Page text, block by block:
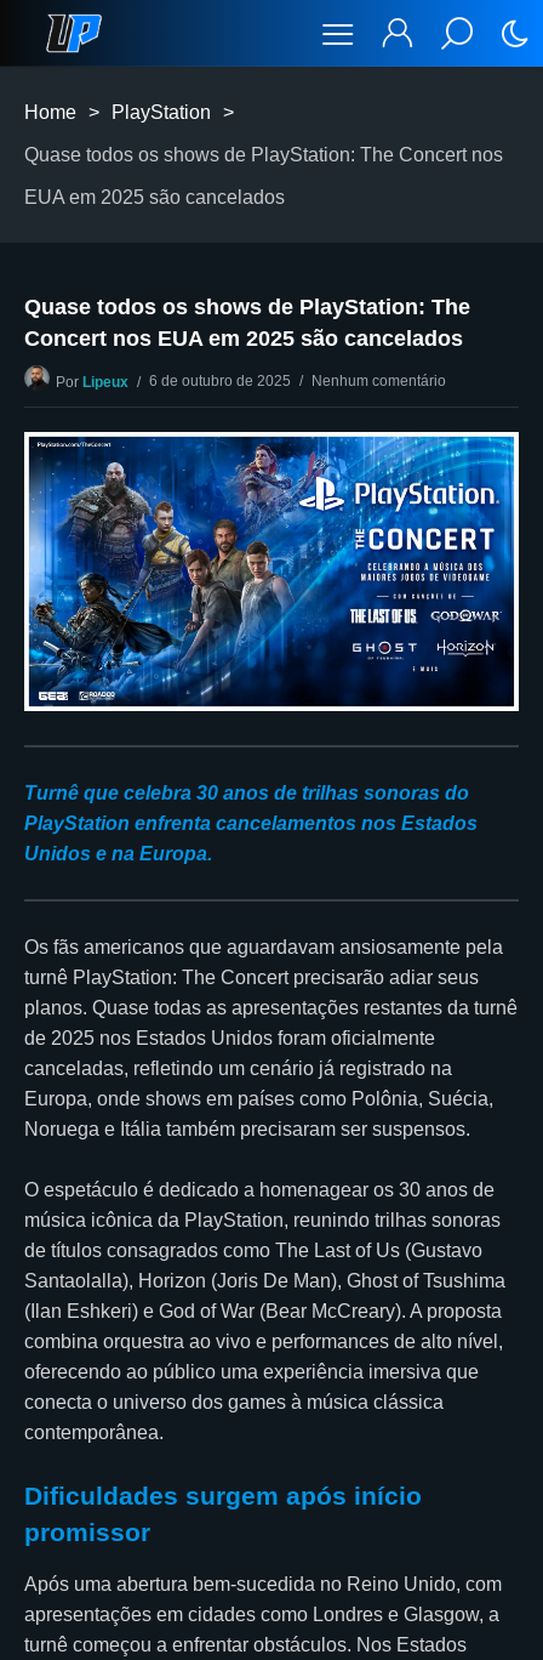
Home > PlayStation >
Quase todos os shows de PlayStation: The Concert nos
EUA em 2025 são cancelados
Quase todos os shows de PlayStation: The
Concert nos EUA em 2025 são cancelados
Por Lipeux 6 de outubro de 2025 Nenhum comentário
Turnê que celebra 30 anos de trilhas sonoras do
PlayStation enfrenta cancelamentos nos Estados
Unidos e na Europa.
Os fãs americanos que aguardavam ansiosamente pela
turnê PlayStation: The Concert precisarão adiar seus
planos. Quase todas as apresentações restantes da turnê
de 2025 nos Estados Unidos foram oficialmente
canceladas, refletindo um cenário já registrado na
Europa, onde shows em países como Polônia, Suécia,
Noruega e Itália também precisaram ser suspensos.
O espetáculo é dedicado a homenagear os 30 anos de
música icônica da PlayStation, reunindo trilhas sonoras
de títulos consagrados como The Last of Us (Gustavo
Santaolalla), Horizon (Joris De Man), Ghost of Tsushima
(Ilan Eshkeri) e God of War (Bear McCreary). A proposta
combina orquestra ao vivo e performances de alto nível,
oferecendo ao público uma experiência imersiva que
conecta o universo dos games à música clássica
contemporânea.
Dificuldades surgem após início
promissor
Após uma abertura bem-sucedida no Reino Unido, com
apresentações em cidades como Londres e Glasgow, a
turnê começou a enfrentar obstáculos. Nos Estados